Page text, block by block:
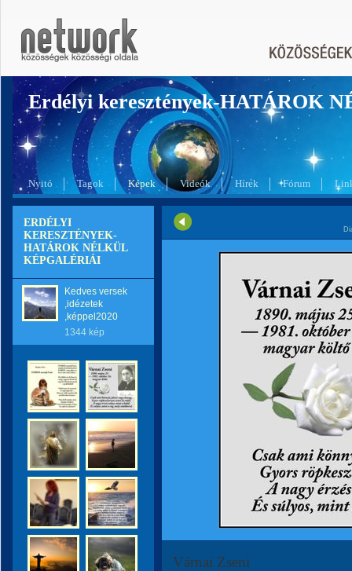
Erdélyi keresztények-HATÁROK
Nyitó Tagok Képek Videók Hírek Fórum
ERDÉLYI
KERESZTÉNYEK-
HATÁROK NÉLKÜL
KÉPGALÉRIÁI
Kedves versek
,idézetek
,képpel2020
1344 kép
Várnai Zseni